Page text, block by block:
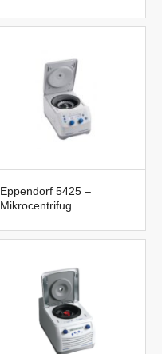
Eppendorf 5425 –
Mikrocentrifug